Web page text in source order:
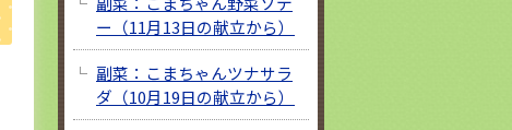
ー（11月13日の献立から）
副菜：こまちゃんツナサラ
ダ（10月19日の献立から）